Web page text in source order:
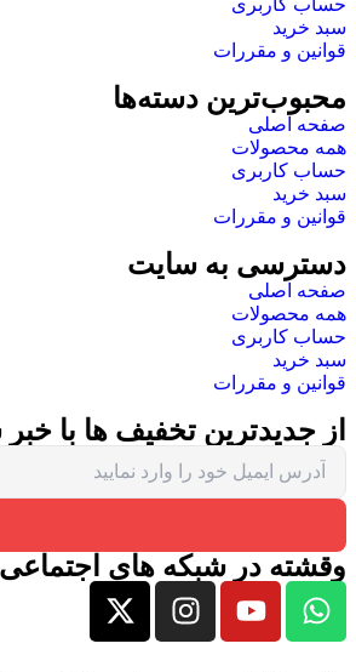
ها با خبر شوید
های اجتماعی دنبالمون کنید: